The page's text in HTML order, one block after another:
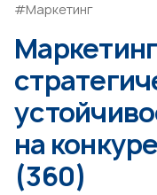
#Маркетинг
на
(360)